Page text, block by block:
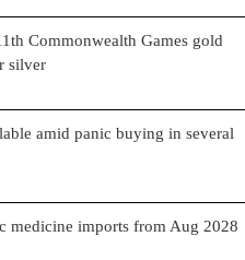
Commonwealth Games gold
silver
amid panic buying in several
medicine imports from Aug 2028